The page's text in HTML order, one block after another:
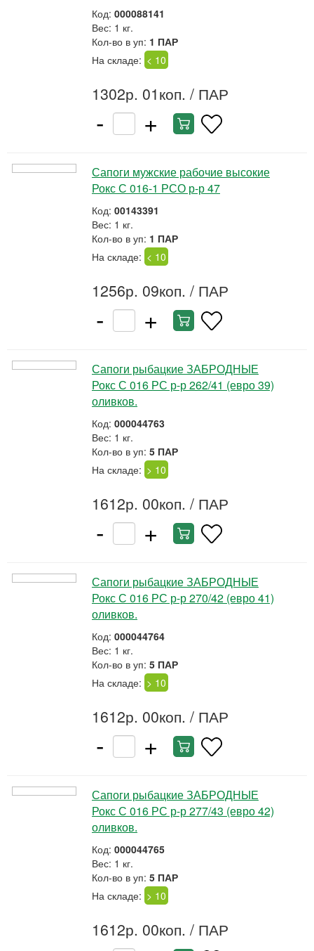
Код: 000088141
Вес: 1 кг.
Кол-во в уп: 1 ПАР
На складе: < 10
1302р. 01коп. / ПАР
- +
Сапоги мужские рабочие высокие
Рокс С 016-1 РСО р-р 47
Код: 00143391
Вес: 1 кг.
Кол-во в уп: 1 ПАР
На складе: < 10
1256р. 09коп. / ПАР
- +
Сапоги рыбацкие ЗАБРОДНЫЕ
Рокс С 016 РС р-р 262/41 (евро 39)
оливков.
Код: 000044763
Вес: 1 кг.
Кол-во в уп: 5 ПАР
На складе: > 10
1612р. 00коп. / ПАР
- +
Сапоги рыбацкие ЗАБРОДНЫЕ
Рокс С 016 РС р-р 270/42 (евро 41)
оливков.
Код: 000044764
Вес: 1 кг.
Кол-во в уп: 5 ПАР
На складе: > 10
1612р. 00коп. / ПАР
- +
Сапоги рыбацкие ЗАБРОДНЫЕ
Рокс С 016 РС р-р 277/43 (евро 42)
оливков.
Код: 000044765
Вес: 1 кг.
Кол-во в уп: 5 ПАР
На складе: > 10
1612р. 00коп. / ПАР